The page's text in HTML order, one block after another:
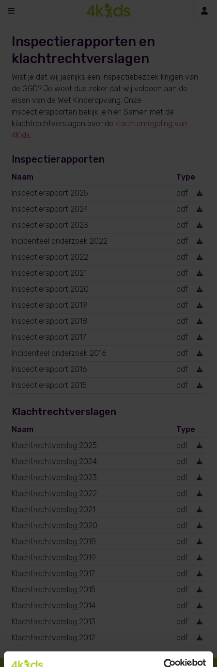
Inspectierapporten en
klachtrechtverslagen
Wist je dat wij jaarlijks een inspectiebezoek krijgen van
de GGD? Je weet dus zeker dat wij voldoen aan de
eisen van de Wet Kinderopvang. Onze
inspectierapporten bekijk je hier. Samen met de
klachtrechtverslagen over de klachtenregeling van
4Kids.
Inspectierapporten
Naam
Type
Inspectierapport 2025
pdf
Inspectierapport 2024
pdf
inspectierapport 2023
pdf
Incidenteel onderzoek 2022
pdf
Inspectierapport 2022
pdf
Inspectierapport 2021
pdf
Inspectierapport 2020
pdf
Inspectierapport 2019
pdf
Inspectierapport 2018
pdf
Inspectierapport 2017
pdf
Incidenteel onderzoek 2016
pdf
Inspectierapport 2016
pdf
Inspectierapport 2015
pdf
Klachtrechtverslagen
Naam
Type
Klachtrechtverslag 2025
pdf
Klachtrechtverslag 2024
pdf
Klachtrechtverslag 2023
pdf
Klachtrechtverslag 2022
pdf
Klachtrechtverslag 2021
pdf
Klachtrechtverslag 2020
pdf
Klachtrechtverslag 2018
pdf
Klachtrechtverslag 2019
pdf
Klachtrechtverslag 2017
pdf
Klachtrechtverslag 2015
pdf
Klachtrechtverslag 2014
pdf
Klachtrechtverslag 2013
pdf
Klachtrechtverslag 2012
pdf